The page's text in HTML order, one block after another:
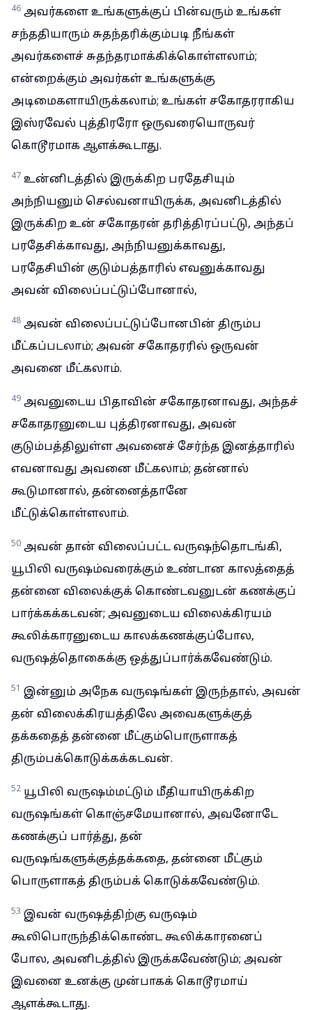
46 அவர்களை உங்களுக்குப் பின்வரும் உங்கள்
சந்ததியாரும் சுதந்தரிக்கும்படி நீங்கள்
அவர்களைச் சுதந்தரமாக்கிக்கொள்ளலாம்;
என்றைக்கும் அவர்கள் உங்களுக்கு
அடிமைகளாயிருக்கலாம்; உங்கள் சகோதரராகிய
இஸ்ரவேல் புத்திரரோ ஒருவரையொருவர்
கொடூரமாக ஆளக்கூடாது.
47 உன்னிடத்தில் இருக்கிற பரதேசியும்
அந்நியனும் செல்வனாயிருக்க, அவனிடத்தில்
இருக்கிற உன் சகோதரன் தரித்திரப்பட்டு, அந்தப்
பரதேசிக்காவது, அந்நியனுக்காவது,
பரதேசியின் குடும்பத்தாரில் எவனுக்காவது
அவன் விலைப்பட்டுப்போனால்,
48 அவன் விலைப்பட்டுப்போனபின் திரும்ப
மீட்கப்படலாம்; அவன் சகோதரரில் ஒருவன்
அவனை மீட்கலாம்.
49 அவனுடைய பிதாவின் சகோதரனாவது, அந்தச்
சகோதரனுடைய புத்திரனாவது, அவன்
குடும்பத்திலுள்ள அவனைச் சேர்ந்த இனத்தாரில்
எவனாவது அவனை மீட்கலாம்; தன்னால்
கூடுமானால், தன்னைத்தானே
மீட்டுக்கொள்ளலாம்.
50 அவன் தான் விலைப்பட்ட வருஷந்தொடங்கி,
யூபிலி வருஷம்வரைக்கும் உண்டான காலத்தைத்
தன்னை விலைக்குக் கொண்டவனுடன் கணக்குப்
பார்க்கக்கடவன்; அவனுடைய விலைக்கிரயம்
கூலிக்காரனுடைய காலக்கணக்குப்போல,
வருஷத்தொகைக்கு ஒத்துப்பார்க்கவேண்டும்.
51 இன்னும் அநேக வருஷங்கள் இருந்தால், அவன்
தன் விலைக்கிரயத்திலே அவைகளுக்குத்
தக்கதைத் தன்னை மீட்கும்பொருளாகத்
திரும்பக்கொடுக்கக்கடவன்.
52 யூபிலி வருஷம்மட்டும் மீதியாயிருக்கிற
வருஷங்கள் கொஞ்சமேயானால், அவனோடே
கணக்குப் பார்த்து, தன்
வருஷங்களுக்குத்தக்கதை, தன்னை மீட்கும்
பொருளாகத் திரும்பக் கொடுக்கவேண்டும்.
53 இவன் வருஷத்திற்கு வருஷம்
கூலிபொருந்திக்கொண்ட கூலிக்காரனைப்
போல, அவனிடத்தில் இருக்கவேண்டும்; அவன்
இவனை உனக்கு முன்பாகக் கொடூரமாய்
ஆளக்கூடாது.